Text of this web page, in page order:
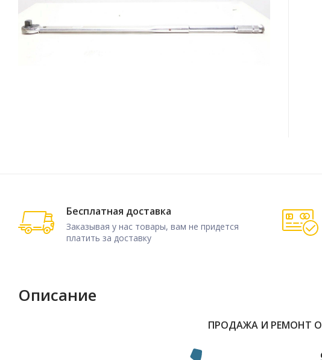
Бесплатная доставка
Заказывая у нас товары, вам не придется
платить за доставку
Описание
ПРОДАЖА И РЕМОНТ